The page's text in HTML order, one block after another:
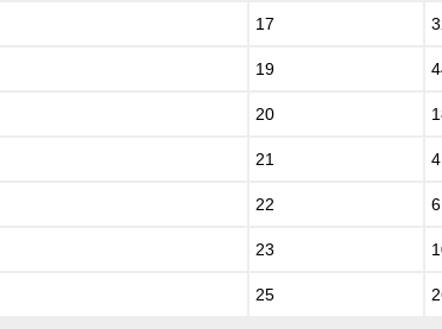
17
19
20
21 4
22 6
23
25